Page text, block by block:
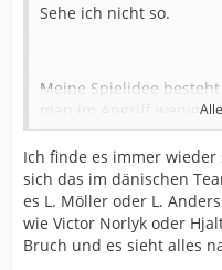
Sehe ich nicht so.
Meine Spielidee
man im Angriff weniger
Kreisanspiele zu
Wenn man statistisch
das Spie unserer
den Spielen gegen
Distanzwürfen und
würde, ähnlich wie es
Ich finde es immer
sich das im dänischen
es L. Möller oder L.
wie Victor Norlyk oder
Bruch und es sieht alles